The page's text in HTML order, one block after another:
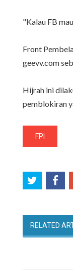
"Kalau FB
Front
geevv.com
Hijrah ini
pemblokiran
FPI
RELATED